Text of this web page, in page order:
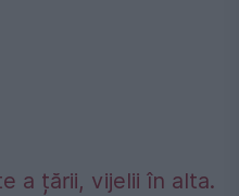
a țării, vijelii în alta.